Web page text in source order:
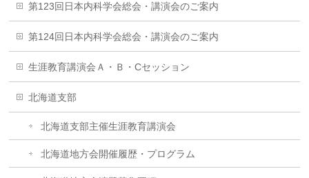
第123回日本内科学会総会・講演会のご案内
第124回日本内科学会総会・講演会のご案内
生涯教育講演会Ａ・Ｂ・Cセッション
北海道支部
北海道支部主催生涯教育講演会
北海道地方会開催履歴・プログラム